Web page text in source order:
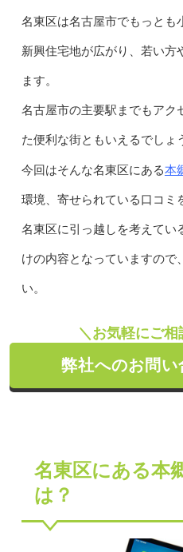
名東区は名古屋市でもっとも
新興住宅地が広がり、若い方
ます。
名古屋市の主要駅までもアク
た便利な街ともいえるでしょ
今回はそんな名東区にある本
環境、寄せられている口コミ
名東区に引っ越しを考えてい
けの内容となっていますので
い。
＼お気軽にご
弊社へのお問い
名東区にある本
は？